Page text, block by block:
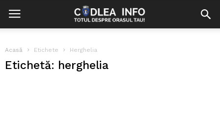
Acasă Etichete Herghelia
Etichetă: herghelia